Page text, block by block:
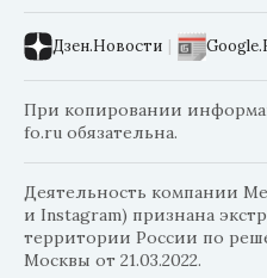
Дзен.Новости |
При копировании
fo.ru обязательна.
Деятельность компании
и Instagram) признана
территории России по
Москвы от 21.03.2022.